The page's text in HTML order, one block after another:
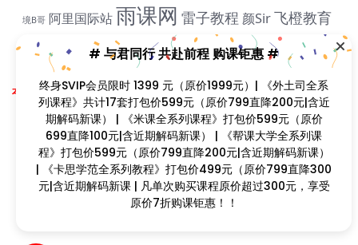
境B哥 阿里国际站雨课网 雷子教程 颜Sir飞橙教育
Copyright © 2023
- All rights reserved
本站支持课程资源互换，优质课程资源互换请联系微信在线客服：zkcw598 (备
注：课程互换)
闽ICP备2022077749号
首页 分类 会员 我的
含近期解码新课） | 《米课全系列课程》打包价599元
（原价699直降100元|含近期解码新课） | 《帮课大学全系
列课程》打包价599元（原价799直降200元|含近期解码
新课） | 《卡思学范全系列教程》打包价499元（原价
799直降300元|含近期解码新课 | 凡单次购买课程原价超
过300元，享受原价7折购课钜惠！！